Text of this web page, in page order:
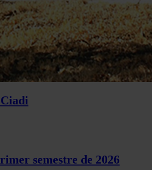
semestre de 2026